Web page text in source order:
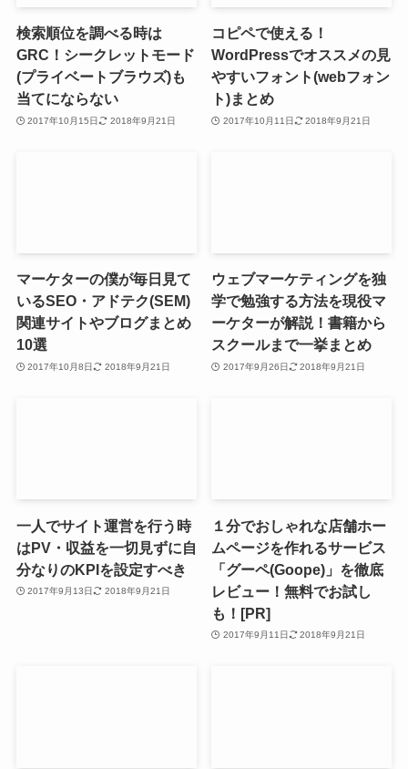
検索順位を調べる時は
GRC！シークレットモード
(プライベートブラウズ)も
当てにならない
2017年10月15日 2018年9月21日
コピペで使える！
WordPressでオススメの見
やすいフォント(webフォン
ト)まとめ
2017年10月11日 2018年9月21日
マーケターの僕が毎日見て
いるSEO・アドテク(SEM)
関連サイトやブログまとめ
10選
2017年10月8日 2018年9月21日
ウェブマーケティングを独
学で勉強する方法を現役マ
ーケターが解説！書籍から
スクールまで一挙まとめ
2017年9月26日 2018年9月21日
一人でサイト運営を行う時
はPV・収益を一切見ずに自
分なりのKPIを設定すべき
2017年9月13日 2018年9月21日
１分でおしゃれな店舗ホー
ムページを作れるサービス
「グーペ(Goope)」を徹底
レビュー！無料でお試し
も！[PR]
2017年9月11日 2018年9月21日